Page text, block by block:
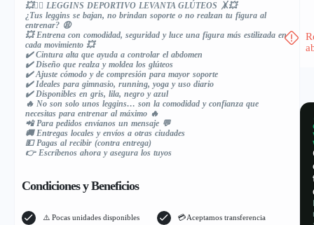
💥🏋️‍♀️ LEGGINS DEPORTIVO LEVANTA GLÚTEOS 🤸💥
¿Tus leggins se bajan, no brindan soporte o no realzan tu figura al
entrenar? 😩
💥 Entrena con comodidad, seguridad y luce una figura más estilizada en
cada movimiento 💥
✔️ Cintura alta que ayuda a controlar el abdomen
✔️ Diseño que realza y moldea los glúteos
✔️ Ajuste cómodo y de compresión para mayor soporte
✔️ Ideales para gimnasio, running, yoga y uso diario
✔️ Disponibles en gris, lila, negro y azul
🔥 No son solo unos leggins… son la comodidad y confianza que
necesitas para entrenar al máximo 🔥
📲 Para pedidos envíanos un mensaje 💬
🚚 Entregas locales y envíos a otras ciudades
💵 Pagas al recibir (contra entrega)
👉 Escríbenos ahora y asegura los tuyos
Condiciones y Beneficios
⚠️ Pocas unidades disponibles 💳Aceptamos transferencia